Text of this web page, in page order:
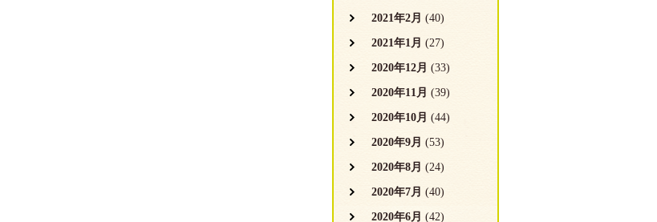
2021年2月 (40)
2021年1月 (27)
2020年12月 (33)
2020年11月 (39)
2020年10月 (44)
2020年9月 (53)
2020年8月 (24)
2020年7月 (40)
2020年6月 (42)